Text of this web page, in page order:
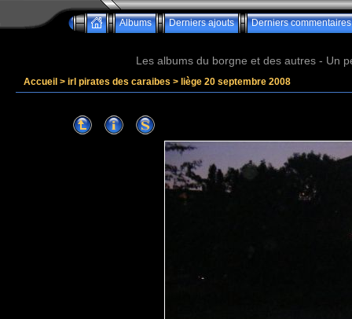
Albums Derniers ajouts Derniers commentaires
Les albums du borgne et des autres - Un
Accueil > irl pirates des caraibes > liège 20 septembre 2008